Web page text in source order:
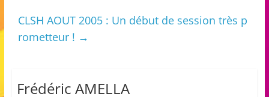
CLSH AOUT 2005 : Un début de session très p
rometteur ! →
Frédéric AMELLA